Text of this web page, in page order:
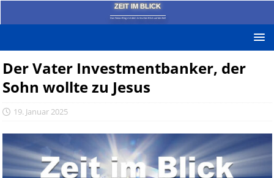
ZEIT IM BLICK
Das News-Blog mit dem kritischen Blick auf die Zeit!
Der Vater Investmentbanker, der
Sohn wollte zu Jesus
19. Januar 2025